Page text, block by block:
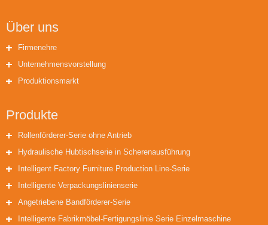
Über uns
Firmenehre
Unternehmensvorstellung
Produktionsmarkt
Produkte
Rollenförderer-Serie ohne Antrieb
Hydraulische Hubtischserie in Scherenausführung
Intelligent Factory Furniture Production Line-Serie
Intelligente Verpackungslinienserie
Angetriebene Bandförderer-Serie
Intelligente Fabrikmöbel-Fertigungslinie Serie Einzelmaschine